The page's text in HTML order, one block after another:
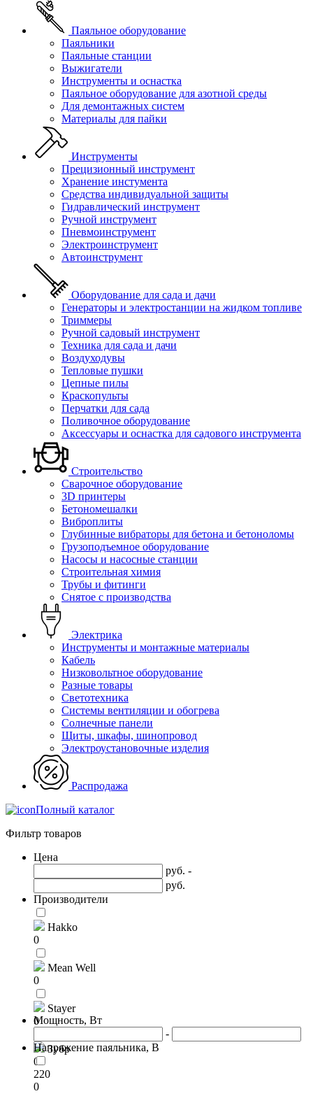
Паяльное оборудование
Паяльники
Паяльные станции
Выжигатели
Инструменты и оснастка
Паяльное оборудование для азотной среды
Для демонтажных систем
Материалы для пайки
Инструменты
Прецизионный инструмент
Хранение инстумента
Средства индивидуальной защиты
Гидравлический инструмент
Ручной инструмент
Пневмоинструмент
Электроинструмент
Автоинструмент
Оборудование для сада и дачи
Генераторы и электростанции на жидком топливе
Триммеры
Ручной садовый инструмент
Техника для сада и дачи
Воздуходувы
Тепловые пушки
Цепные пилы
Краскопульты
Перчатки для сада
Поливочное оборудование
Аксессуары и оснастка для садового инструмента
Строительство
Сварочное оборудование
3D принтеры
Бетономешалки
Виброплиты
Глубинные вибраторы для бетона и бетоноломы
Грузоподъемное оборудование
Насосы и насосные станции
Строительная химия
Трубы и фитинги
Снятое с производства
Электрика
Инструменты и монтажные материалы
Кабель
Низковольтное оборудование
Разные товары
Светотехника
Системы вентиляции и обогрева
Солнечные панели
Щиты, шкафы, шинопровод
Электроустановочные изделия
Распродажа
Полный каталог
Фильтр товаров
Цена
руб. -
руб.
Производители
Hakko
0
Mean Well
0
Stayer
0
Зубр
0
Мощность, Вт
-
Напряжение паяльника, В
220
0